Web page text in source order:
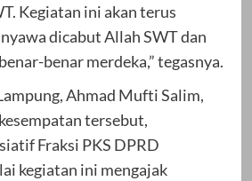
Kegiatan ini akan terus
dicabut Allah SWT dan
benar merdeka,” tegasnya.
Ahmad Mufti Salim,
tersebut,
Fraksi PKS DPRD
kegiatan ini mengajak